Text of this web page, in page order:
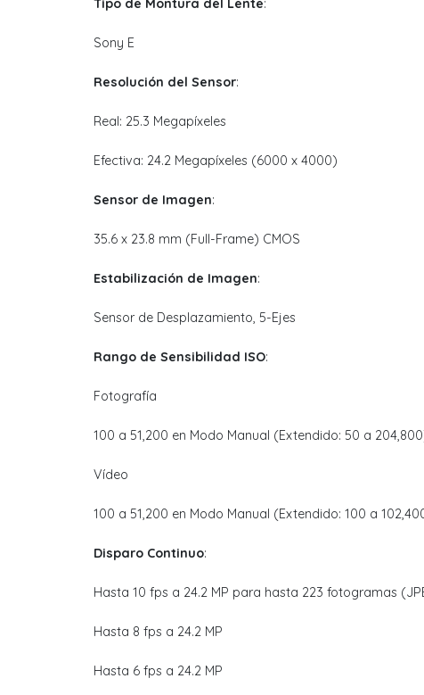
Tipo de Montura del Lente:
Sony E
Resolución del Sensor:
Real: 25.3 Megapíxeles
Efectiva: 24.2 Megapíxeles (6000 x 4000)
Sensor de Imagen:
35.6 x 23.8 mm (Full-Frame) CMOS
Estabilización de Imagen:
Sensor de Desplazamiento, 5-Ejes
Rango de Sensibilidad ISO:
Fotografía
100 a 51,200 en Modo Manual (Extendido: 50 a
Vídeo
100 a 51,200 en Modo Manual (Extendido: 100 a
Disparo Continuo:
Hasta 10 fps a 24.2 MP para hasta 223 fotogramas
Hasta 8 fps a 24.2 MP
Hasta 6 fps a 24.2 MP